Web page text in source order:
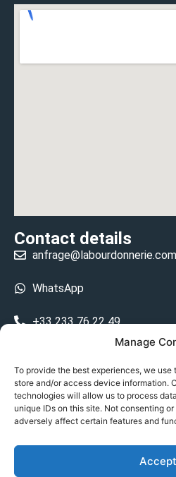
Manage
To provide the best experiences, we
store and/or access device information.
technologies will allow us to process
unique IDs on this site. Not consenting
adversely affect certain features and
Accept
Contact details
anfrage@labourdonnerie.com
WhatsApp
+33 233 76 22 49
15 La Bourdonnerie 50430
prosecuted.blusher.yielded
DE